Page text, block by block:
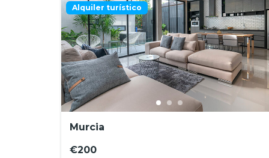
Alquiler turístico
Murcia
€200